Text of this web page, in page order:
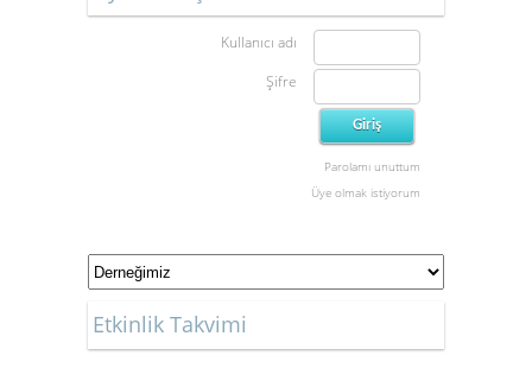
Kullanıcı adı
Şifre
Parolamı unuttum
Üye olmak istiyorum
Etkinlik Takvimi